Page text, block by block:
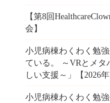
【第8回
会】
小児病棟わくわく勉
ている。 ～VRとメ
しい支援～」【2026年
小児病棟わくわく勉